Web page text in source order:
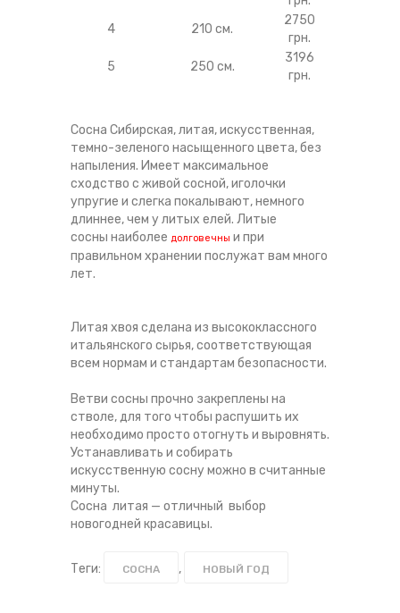
4
210 см.
2750
грн.
5
250 см.
3196
грн.
Сосна Сибирская, литая, искусственная,
темно-зеленого насыщенного цвета, без
напыления. Имеет максимальное
сходство с живой сосной, иголочки
упругие и слегка покалывают, немного
длиннее, чем у литых елей. Литые
сосны наиболее долговечны и при
правильном хранении послужат вам много
лет.
Литая хвоя сделана из высококлассного
итальянского сырья, соответствующая
всем нормам и стандартам безопасности.
Ветви сосны прочно закреплены на
стволе, для того чтобы распушить их
необходимо просто отогнуть и выровнять.
Устанавливать и собирать
искусственную сосну можно в считанные
минуты.
Сосна литая — отличный выбор
новогодней красавицы.
Теги: СОСНА , НОВЫЙ ГОД